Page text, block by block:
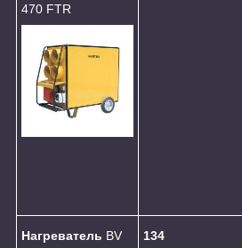
470 FTR
Нагреватель BV
134